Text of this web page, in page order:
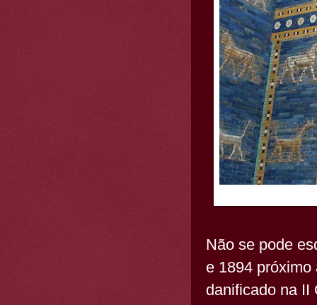
Não se pode
e 1894
danificado na II